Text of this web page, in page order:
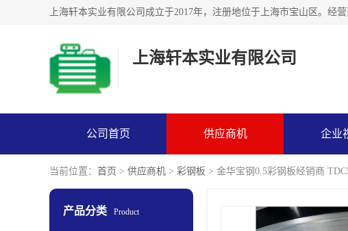
上海轩本实业有限公司
公司首页 供应商机 企业
当前位置： 首页 > 供应商机 > 彩钢板 > 金华宝钢0.5彩钢板经销商
产品分类 Product